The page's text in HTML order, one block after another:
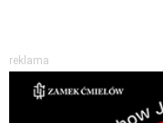
reklama